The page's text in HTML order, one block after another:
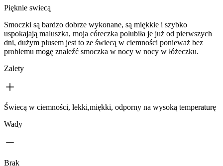
Pięknie swiecą
Smoczki są bardzo dobrze wykonane, są miękkie i szybko
uspokajają maluszka, moja córeczka polubiła je już od pierwszych
dni, dużym plusem jest to ze świecą w ciemności ponieważ bez
problemu mogę znaleźć smoczka w nocy w nocy w łóżeczku.
Zalety
Świecą w ciemności, lekki,miękki, odporny na wysoką temperaturę
Wady
Brak